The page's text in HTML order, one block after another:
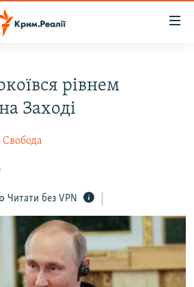
рівнем
Заході
Свобода
Читати без VPN